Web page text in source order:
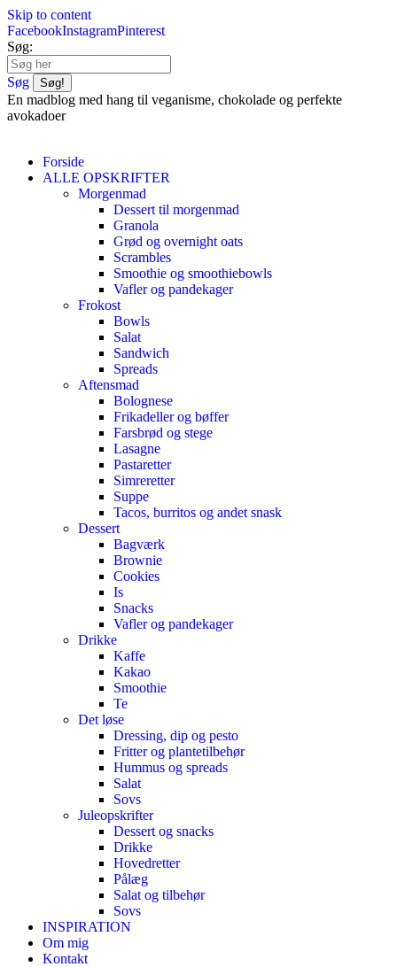
Skip to content
FacebookInstagramPinterest
Søg:
Søg
En madblog med hang til veganisme, chokolade og perfekte
avokadoer
Forside
ALLE OPSKRIFTER
Morgenmad
Dessert til morgenmad
Granola
Grød og overnight oats
Scrambles
Smoothie og smoothiebowls
Vafler og pandekager
Frokost
Bowls
Salat
Sandwich
Spreads
Aftensmad
Bolognese
Frikadeller og bøffer
Farsbrød og stege
Lasagne
Pastaretter
Simreretter
Suppe
Tacos, burritos og andet snask
Dessert
Bagværk
Brownie
Cookies
Is
Snacks
Vafler og pandekager
Drikke
Kaffe
Kakao
Smoothie
Te
Det løse
Dressing, dip og pesto
Fritter og plantetilbehør
Hummus og spreads
Salat
Sovs
Juleopskrifter
Dessert og snacks
Drikke
Hovedretter
Pålæg
Salat og tilbehør
Sovs
INSPIRATION
Om mig
Kontakt